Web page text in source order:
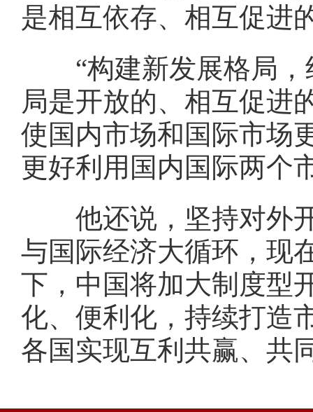
是相互依存、相互促进
“构建新发展格局，
局是开放的、相互促进
使国内市场和国际市场
更好利用国内国际两个
他还说，坚持对外开
与国际经济大循环，现
下，中国将加大制度型
化、便利化，持续打造
各国实现互利共赢、共